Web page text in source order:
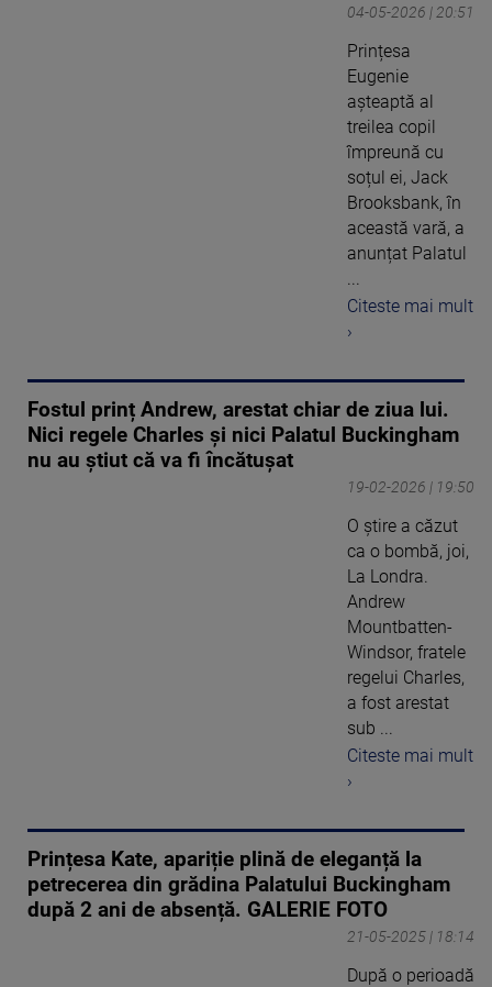
04-05-2026 | 20:51
Prințesa
Eugenie
așteaptă al
treilea copil
împreună cu
soțul ei, Jack
Brooksbank, în
această vară, a
anunțat Palatul
...
Citeste mai mult
›
Fostul prinț Andrew, arestat chiar de ziua lui.
Nici regele Charles și nici Palatul Buckingham
nu au știut că va fi încătușat
19-02-2026 | 19:50
O știre a căzut
ca o bombă, joi,
La Londra.
Andrew
Mountbatten-
Windsor, fratele
regelui Charles,
a fost arestat
sub ...
Citeste mai mult
›
Prințesa Kate, apariție plină de eleganță la
petrecerea din grădina Palatului Buckingham
după 2 ani de absență. GALERIE FOTO
21-05-2025 | 18:14
După o perioadă